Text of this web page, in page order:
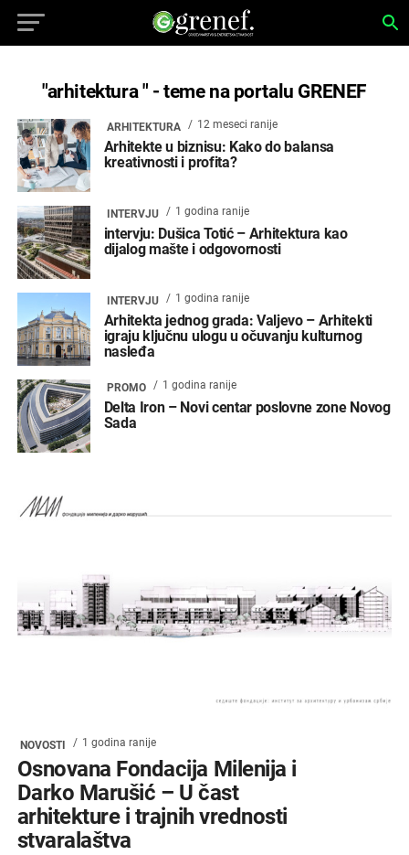
"arhitektura " - teme na portalu GRENEF
ARHITEKTURA 12 meseci ranije
Arhitekte u biznisu: Kako do balansa
kreativnosti i profita?
INTERVJU 1 godina ranije
intervju: Dušica Totić – Arhitektura kao
dijalog mašte i odgovornosti
INTERVJU 1 godina ranije
Arhitekta jednog grada: Valjevo – Arhitekti
igraju ključnu ulogu u očuvanju kulturnog
nasleđa
PROMO 1 godina ranije
Delta Iron – Novi centar poslovne zone Novog
Sada
NOVOSTI 1 godina ranije
Osnovana Fondacija Milenija i
Darko Marušić – U čast
arhitekture i trajnih vrednosti
stvaralaštva